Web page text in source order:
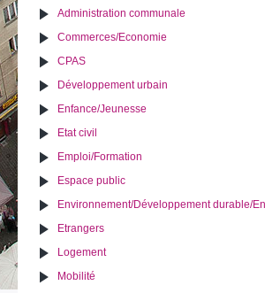
Administration communale
Commerces/Economie
CPAS
Développement urbain
Enfance/Jeunesse
Etat civil
Emploi/Formation
Espace public
Environnement/Développement durable/
Etrangers
Logement
Mobilité